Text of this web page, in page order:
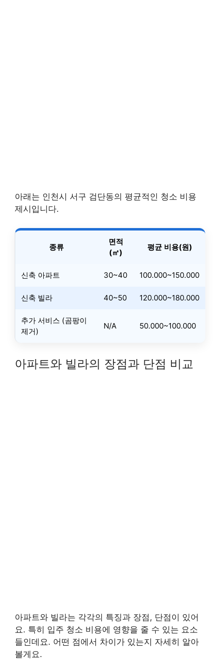
아래는 인천시 서구 검단동의 평균적인 청소 비용
제시입니다.
종류
면적
(㎡)
평균 비용(원)
신축 아파트 30~40 100.000~150.000
신축 빌라 40~50 120.000~180.000
추가 서비스 (곰팡이
제거)
N/A 50.000~100.000
아파트와 빌라의 장점과 단점 비교
아파트와 빌라는 각각의 특징과 장점, 단점이 있어
요. 특히 입주 청소 비용에 영향을 줄 수 있는 요소
들인데요. 어떤 점에서 차이가 있는지 자세히 알아
볼게요.